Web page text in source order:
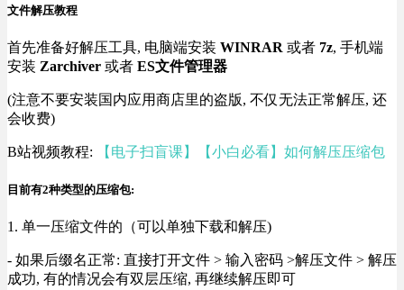
文件解压教程
首先准备好解压工具, 电脑端安装 WINRAR 或者 7z, 手机端
安装 Zarchiver 或者 ES文件管理器
(注意不要安装国内应用商店里的盗版, 不仅无法正常解压, 还
会收费)
B站视频教程: 【电子扫盲课】【小白必看】如何解压压缩包
目前有2种类型的压缩包:
1. 单一压缩文件的（可以单独下载和解压)
- 如果后缀名正常: 直接打开文件 > 输入密码 >解压文件 > 解压
成功, 有的情况会有双层压缩, 再继续解压即可